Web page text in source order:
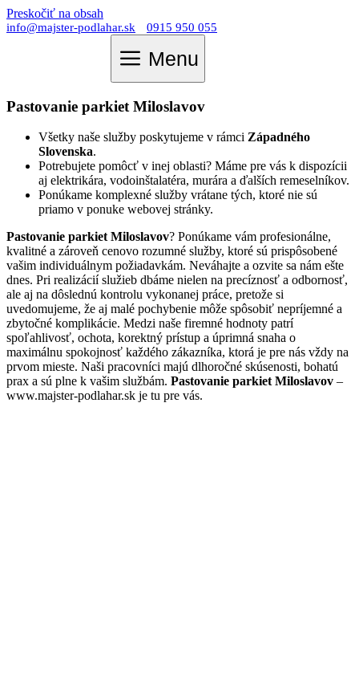
Preskočiť na obsah
info@majster-podlahar.sk 0915 950 055
Menu
Pastovanie parkiet Miloslavov
Všetky naše služby poskytujeme v rámci Západného
Slovenska.
Potrebujete pomôcť v inej oblasti? Máme pre vás k dispozícii
aj elektrikára, vodoinštalatéra, murára a ďalších remeselníkov.
Ponúkame komplexné služby vrátane tých, ktoré nie sú
priamo v ponuke webovej stránky.
Pastovanie parkiet Miloslavov? Ponúkame vám profesionálne,
kvalitné a zároveň cenovo rozumné služby, ktoré sú prispôsobené
vašim individuálnym požiadavkám. Neváhajte a ozvite sa nám ešte
dnes. Pri realizácií služieb dbáme nielen na precíznosť a odbornosť,
ale aj na dôslednú kontrolu vykonanej práce, pretože si
uvedomujeme, že aj malé pochybenie môže spôsobiť nepríjemné a
zbytočné komplikácie. Medzi naše firemné hodnoty patrí
spoľahlivosť, ochota, korektný prístup a úprimná snaha o
maximálnu spokojnosť každého zákazníka, ktorá je pre nás vždy na
prvom mieste. Naši pracovníci majú dlhoročné skúsenosti, bohatú
prax a sú plne k vašim službám. Pastovanie parkiet Miloslavov –
www.majster-podlahar.sk je tu pre vás.